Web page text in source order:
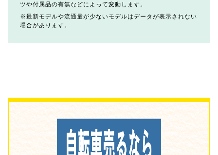
ツや付属品の有無などによって変動します。
最新モデルや流通量が少ないモデルはデータが表示されない
場合があります。